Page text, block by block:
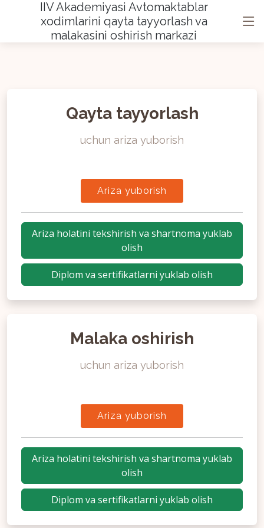
IIV Akademiyasi Avtomaktablar
xodimlarini qayta tayyorlash va
malakasini oshirish markazi
Qayta tayyorlash
uchun ariza yuborish
Ariza yuborish
Ariza holatini tekshirish va shartnoma yuklab
olish
Diplom va sertifikatlarni yuklab olish
Malaka oshirish
uchun ariza yuborish
Ariza yuborish
Ariza holatini tekshirish va shartnoma yuklab
olish
Diplom va sertifikatlarni yuklab olish